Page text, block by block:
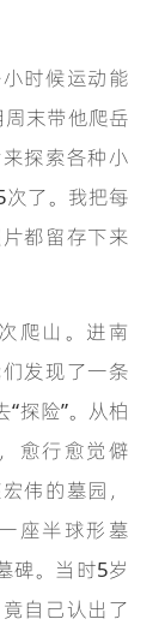
时候运动能
末带他爬岳
探索各种小
了。我把每
都留存下来
爬山。进南
发现了一条
探险”。从柏
愈行愈觉僻
伟的墓园，
座半球形墓
碑。当时5岁
自己认出了